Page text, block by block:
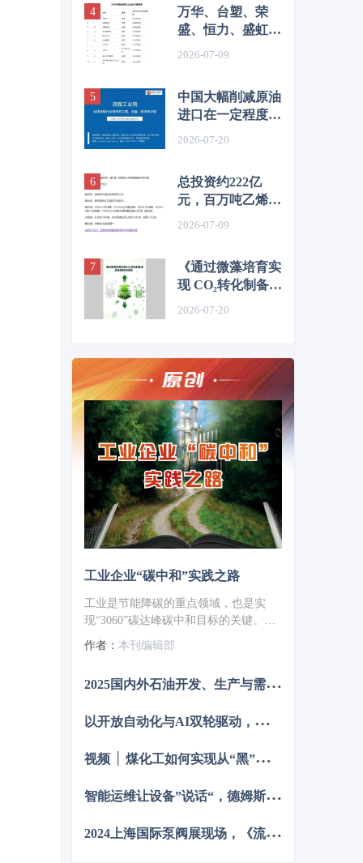
万华、台塑、荣
盛、恒力、盛虹、
2026-07-09
中国大幅削减原油
进口在一定程度上
2026-07-20
总投资约222亿
元，百万吨乙烯及
2026-07-09
《通过微藻培育实
现 CO₂转化制备液
2026-07-20
工业企业“碳中和”实践之路
工业是节能降碳的重点领域，也是实
现“3060”碳达峰碳中和目标的关键。党
的二十大报告明确提出，积极稳妥推进
碳达峰碳中和，推进降碳、减污、扩
控，重点控制化石能源消费，逐步转向
顾 2023 年工业企业在节能降碳、绿色
新技术和应用，《流程工业》编辑部在
和”专题，邀请了一批国内外优秀的工业
程工业企业提供绿色可持续发展的启迪
和借鉴。
作者： 本刊编辑部
2
025国内外石油开发、生产与需求述评-目录
以
开放自动化与AI双轮驱动，定义中国未来工业新范式
视
频 │ 煤化工如何实现从“黑”到“绿”？走进美锦能源低碳发展标杆项目
智
能运维让设备”说话“，德姆斯护航企业安全生产与降本增效
2
024上海国际泵阀展现场，《流程工业》记者专访了中国善若泵业科技有限公司总经理 卢阳